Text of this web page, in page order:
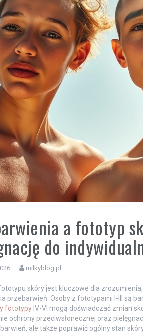
a fototyp
do
milkyblog.pl
skóry jest kluczowe dla
przebarwień. Osoby z fototypami I-III są
fototypyIV-VI mogą doświadczać zmian
ochrony przeciwsłonecznej oraz
ale także poprawić ogólny stan